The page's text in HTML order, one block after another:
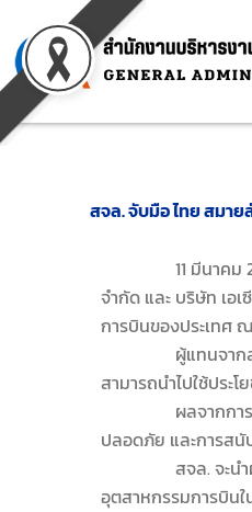
content
สจล. จับมือ ไทย สมา
11 มีนาคม 2569
จำกัด และ บริษัท เอ
การบินของประเทศ
ผู้แทนจากสถาบัน
สามารถนำไปใช้ประ
ผลจากการมีส่วน
ปลอดภัย และการส
สจล. จะนำผลจา
อุตสาหกรรมการบิน